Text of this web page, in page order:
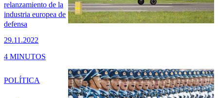
relanzamiento de la
industria europea de
defensa
29.11.2022
4 MINUTOS
POLÍTICA